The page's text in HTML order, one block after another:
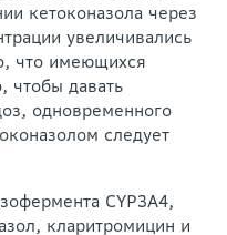
кетоконазола через
увеличивались
что имеющихся
чтобы давать
одновременного
следует
CYP3А4,
кларитромицин и